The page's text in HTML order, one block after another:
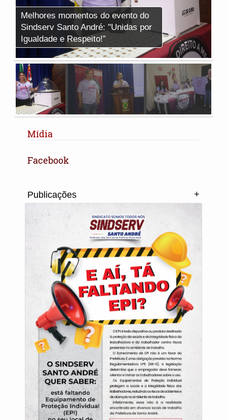
Melhores momentos do evento do
Sindserv Santo André: "Unidas por
Igualdade e Respeito!”
Mídia
Facebook
Publicações +